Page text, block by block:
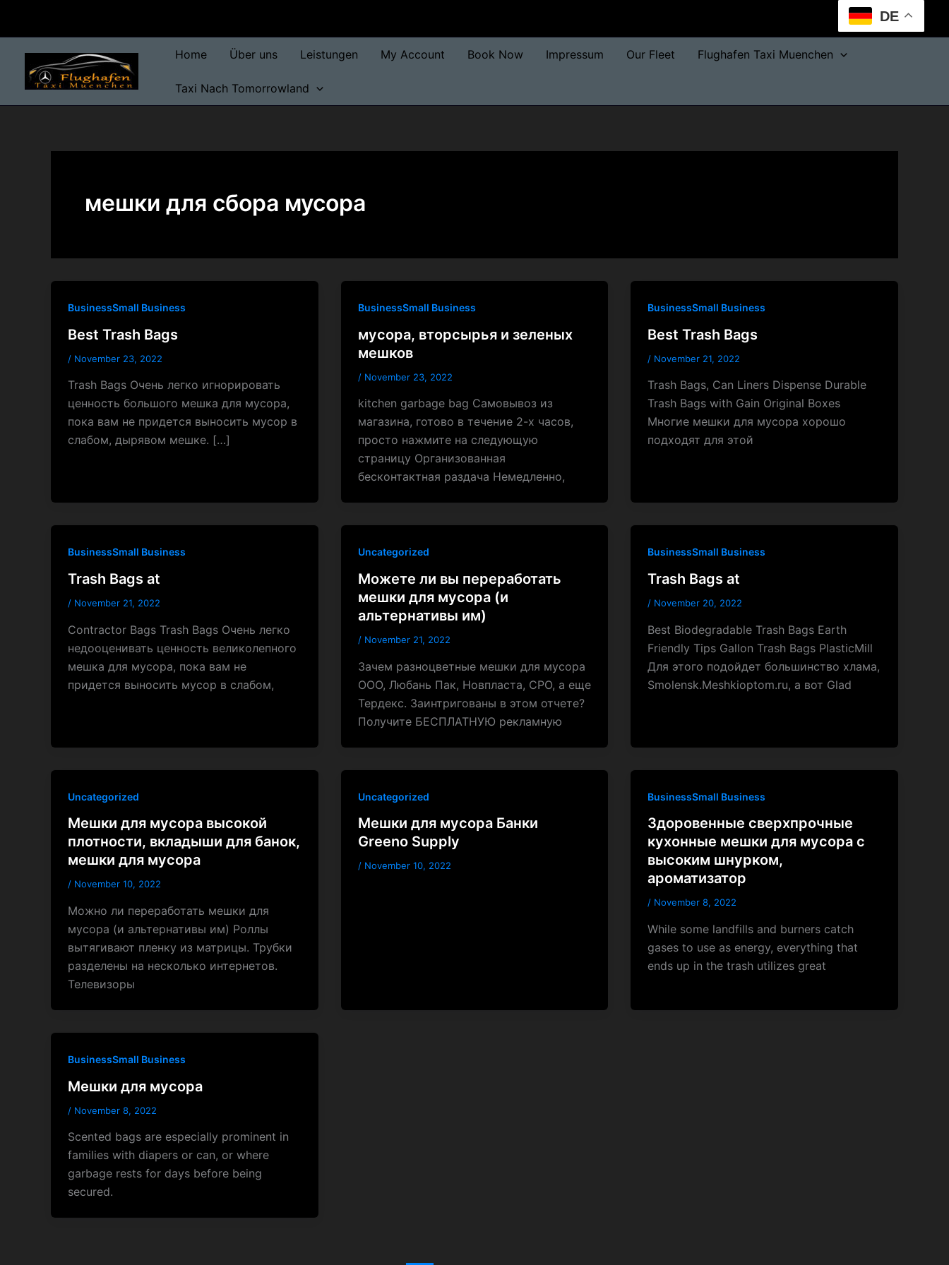
DE
Home Über uns Leistungen My Account Book Now Impressum Our Fleet Flughafen Taxi Muenchen
Taxi Nach Tomorrowland
мешки для сбора мусора
BusinessSmall Business
Best Trash Bags
/ November 23, 2022
Trash Bags Очень легко игнорировать
ценность большого мешка для мусора,
пока вам не придется выносить мусор в
слабом, дырявом мешке. […]
BusinessSmall Business
мусора, вторсырья и зеленых
мешков
/ November 23, 2022
kitchen garbage bag Самовывоз из
магазина, готово в течение 2-х часов,
просто нажмите на следующую
страницу Организованная
бесконтактная раздача Немедленно,
BusinessSmall Business
Best Trash Bags
/ November 21, 2022
Trash Bags, Can Liners Dispense Durable
Trash Bags with Gain Original Boxes
Многие мешки для мусора хорошо
подходят для этой
BusinessSmall Business
Trash Bags at
/ November 21, 2022
Contractor Bags Trash Bags Очень легко
недооценивать ценность великолепного
мешка для мусора, пока вам не
придется выносить мусор в слабом,
Uncategorized
Можете ли вы переработать
мешки для мусора (и
альтернативы им)
/ November 21, 2022
Зачем разноцветные мешки для мусора
ООО, Любань Пак, Новпласта, СРО, а еще
Тердекс. Заинтригованы в этом отчете?
Получите БЕСПЛАТНУЮ рекламную
BusinessSmall Business
Trash Bags at
/ November 20, 2022
Best Biodegradable Trash Bags Earth
Friendly Tips Gallon Trash Bags PlasticMill
Для этого подойдет большинство хлама,
Smolensk.Meshkioptom.ru, а вот Glad
Uncategorized
Мешки для мусора высокой
плотности, вкладыши для банок,
мешки для мусора
/ November 10, 2022
Можно ли переработать мешки для
мусора (и альтернативы им) Роллы
вытягивают пленку из матрицы. Трубки
разделены на несколько интернетов.
Телевизоры
Uncategorized
Мешки для мусора Банки
Greeno Supply
/ November 10, 2022
BusinessSmall Business
Здоровенные сверхпрочные
кухонные мешки для мусора с
высоким шнурком,
ароматизатор
/ November 8, 2022
While some landfills and burners catch
gases to use as energy, everything that
ends up in the trash utilizes great
BusinessSmall Business
Мешки для мусора
/ November 8, 2022
Scented bags are especially prominent in
families with diapers or can, or where
garbage rests for days before being
secured.